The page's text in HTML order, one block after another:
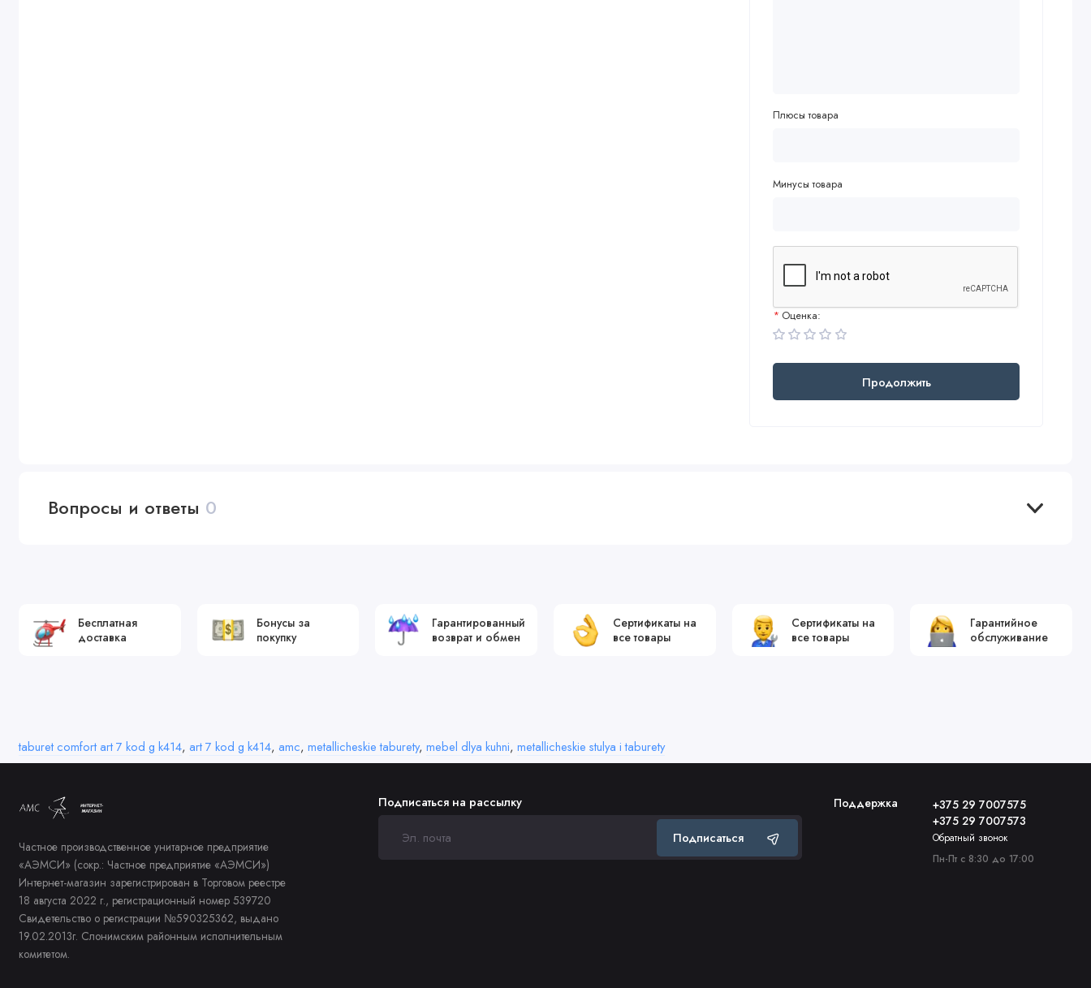
Плюсы товара
Минусы товара
Оценка:
Продолжить
Вопросы и ответы 0
Бесплатная
доставка
Бонусы за
покупку
Гарантированный
возврат и обмен
Сертификаты на
все товары
Сертификаты на
все товары
Гарантийное
обслуживание
taburet comfort art 7 kod g k414, art 7 kod g k414, amc, metallicheskie taburety, mebel dlya kuhni, metallicheskie stulya i taburety
Частное производственное унитарное предприятие
«АЭМСИ» (сокр.: Частное предприятие «АЭМСИ»)
Интернет-магазин зарегистрирован в Торговом реестре
18 августа 2022 г., регистрационный номер 539720
Свидетельство о регистрации №590325362, выдано
19.02.2013г. Слонимским районным исполнительным
комитетом.
Подписаться на рассылку
Подписаться
Поддержка
+375 29 7007575
+375 29 7007573
Обратный звонок
Пн-Пт с 8:30 до 17:00